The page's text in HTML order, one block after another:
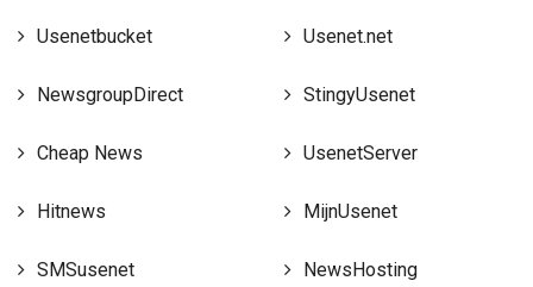
Usenetbucket Usenet.net
NewsgroupDirect StingyUsenet
Cheap News UsenetServer
Hitnews MijnUsenet
SMSusenet NewsHosting